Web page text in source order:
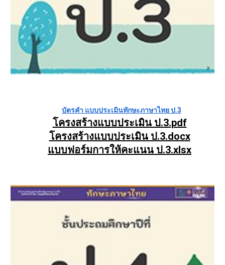
บัตรคำ แบบประเมินทักษะภาษาไทย ป.3
โครงสร้างแบบประเมิน ป.3.pdf
โครงสร้างแบบประเมิน ป.3.docx
แบบฟอร์มการให้คะแนน ป.3.xlsx